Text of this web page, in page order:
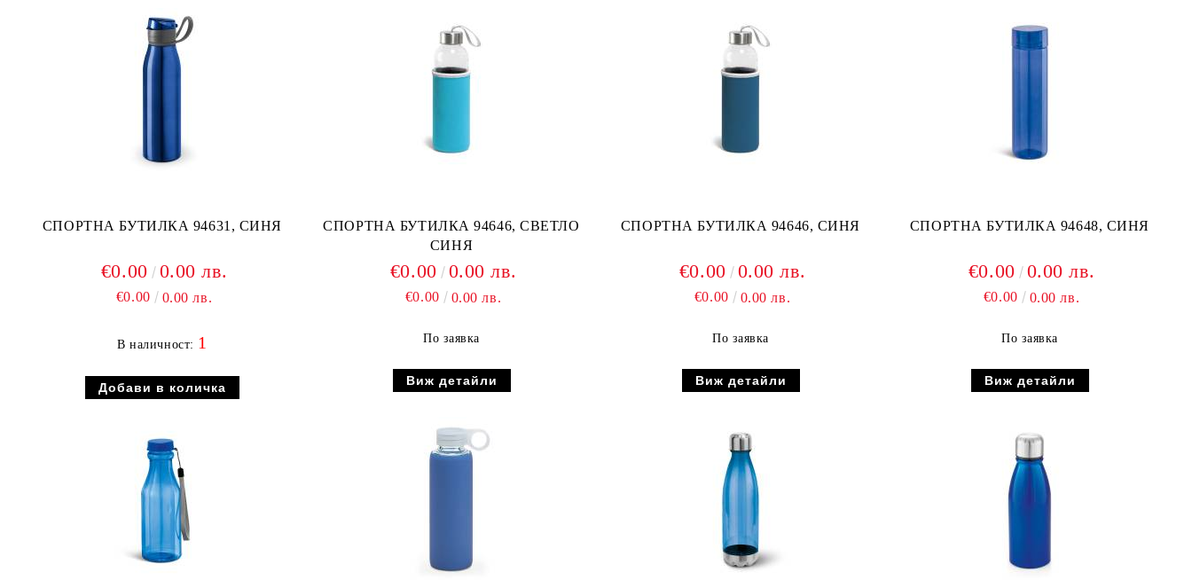
СПОРТНА БУТИЛКА 94631, СИНЯ
€0.00 0.00 лв.
€0.00 0.00 лв.
В наличност: 1
СПОРТНА БУТИЛКА 94646, СВЕТЛО
СИНЯ
€0.00 0.00 лв.
€0.00 0.00 лв.
По заявка
Виж детайли
СПОРТНА БУТИЛКА 94646, СИНЯ
€0.00 0.00 лв.
€0.00 0.00 лв.
По заявка
Виж детайли
СПОРТНА БУТИЛКА 94648, СИНЯ
€0.00 0.00 лв.
€0.00 0.00 лв.
По заявка
Виж детайли